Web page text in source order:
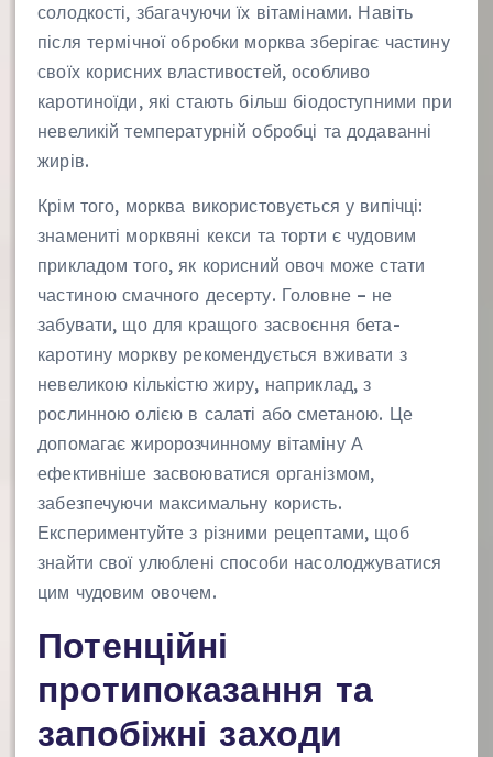
солодкості, збагачуючи їх вітамінами. Навіть
після термічної обробки морква зберігає частину
своїх корисних властивостей, особливо
каротиноїди, які стають більш біодоступними при
невеликій температурній обробці та додаванні
жирів.
Крім того, морква використовується у випічці:
знамениті морквяні кекси та торти є чудовим
прикладом того, як корисний овоч може стати
частиною смачного десерту. Головне – не
забувати, що для кращого засвоєння бета-
каротину моркву рекомендується вживати з
невеликою кількістю жиру, наприклад, з
рослинною олією в салаті або сметаною. Це
допомагає жиророзчинному вітаміну А
ефективніше засвоюватися організмом,
забезпечуючи максимальну користь.
Експериментуйте з різними рецептами, щоб
знайти свої улюблені способи насолоджуватися
цим чудовим овочем.
Потенційні
протипоказання та
запобіжні заходи